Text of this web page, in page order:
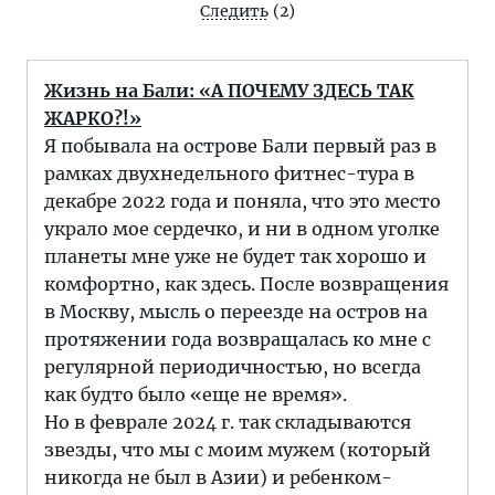
Следить (2)
Жизнь на Бали: «А ПОЧЕМУ ЗДЕСЬ ТАК
ЖАРКО?!»
Я побывала на острове Бали первый раз в
рамках двухнедельного фитнес-тура в
декабре 2022 года и поняла, что это место
украло мое сердечко, и ни в одном уголке
планеты мне уже не будет так хорошо и
комфортно, как здесь. После возвращения
в Москву, мысль о переезде на остров на
протяжении года возвращалась ко мне с
регулярной периодичностью, но всегда
как будто было «еще не время».
Но в феврале 2024 г. так складываются
звезды, что мы с моим мужем (который
никогда не был в Азии) и ребенком-